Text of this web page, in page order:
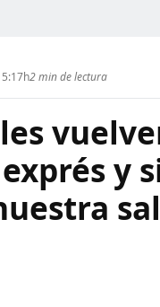
2 min de lectura
y